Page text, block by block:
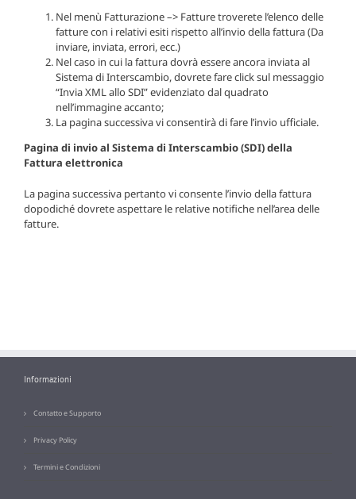
Nel menù Fatturazione –> Fatture troverete l’elenco delle
fatture con i relativi esiti rispetto all’invio della fattura (Da
inviare, inviata, errori, ecc.)
Nel caso in cui la fattura dovrà essere ancora inviata al
Sistema di Interscambio, dovrete fare click sul messaggio
“Invia XML allo SDI” evidenziato dal quadrato
nell’immagine accanto;
La pagina successiva vi consentirà di fare l’invio ufficiale.
Pagina di invio al Sistema di Interscambio (SDI) della
Fattura elettronica
La pagina successiva pertanto vi consente l’invio della fattura
dopodiché dovrete aspettare le relative notifiche nell’area delle
fatture.
Informazioni
Contatto e Supporto
Privacy Policy
Termini e Condizioni